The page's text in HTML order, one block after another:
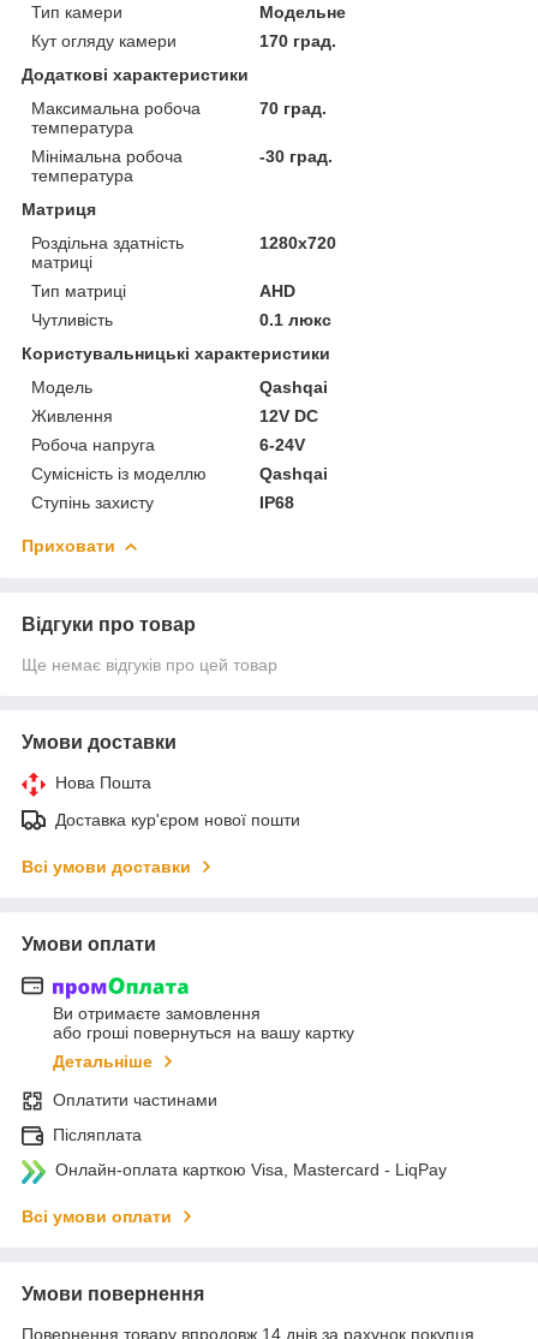
Тип камери
Модельне
Кут огляду камери
170 град.
Додаткові характеристики
Максимальна робоча
температура
70 град.
Мінімальна робоча
температура
-30 град.
Матриця
Роздільна здатність
матриці
1280x720
Тип матриці
AHD
Чутливість
0.1 люкс
Користувальницькі характеристики
Мoдель
Qashqai
Живлення
12V DC
Робоча напруга
6-24V
Сумісність із моделлю
Qashqai
Ступінь захисту
IP68
Приховати
Відгуки про товар
Ще немає відгуків про цей товар
Умови доставки
Нова Пошта
Доставка кур'єром нової пошти
Всі умови доставки
Умови оплати
Ви отримаєте замовлення
або гроші повернуться на вашу картку
Детальніше
Оплатити частинами
Післяплата
Онлайн-оплата карткою Visa, Mastercard - LiqPay
Всі умови оплати
Умови повернення
Повернення товару впродовж 14 днів за рахунок покупця